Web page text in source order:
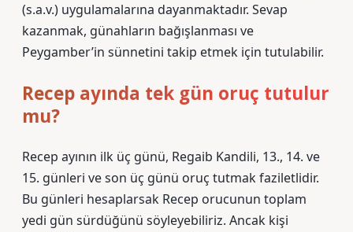
(s.a.v.) uygulamalarına dayanmaktadır. Sevap
kazanmak, günahların bağışlanması ve
Peygamber’in sünnetini takip etmek için tutulabilir.
Recep ayında tek gün oruç tutulur
mu?
Recep ayının ilk üç günü, Regaib Kandili, 13., 14. ve
15. günleri ve son üç günü oruç tutmak faziletlidir.
Bu günleri hesaplarsak Recep orucunun toplam
yedi gün sürdüğünü söyleyebiliriz. Ancak kişi